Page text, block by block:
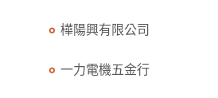
樺陽興有限公司
一力電機五金行